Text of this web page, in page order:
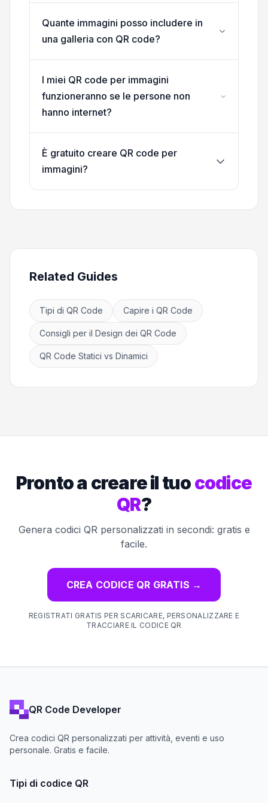
Quante immagini posso includere in
una galleria con QR code?
I miei QR code per immagini
funzioneranno se le persone non
hanno internet?
È gratuito creare QR code per
immagini?
Related Guides
Tipi di QR Code Capire i QR Code
Consigli per il Design dei QR Code
QR Code Statici vs Dinamici
Pronto a creare il tuocodice
QR?
Genera codici QR personalizzati in secondi: gratis e
facile.
CREA CODICE QR GRATIS →
REGISTRATI GRATIS PER SCARICARE, PERSONALIZZARE E
TRACCIARE IL CODICE QR
QR Code Developer
Crea codici QR personalizzati per attività, eventi e uso
personale. Gratis e facile.
Tipi di codice QR